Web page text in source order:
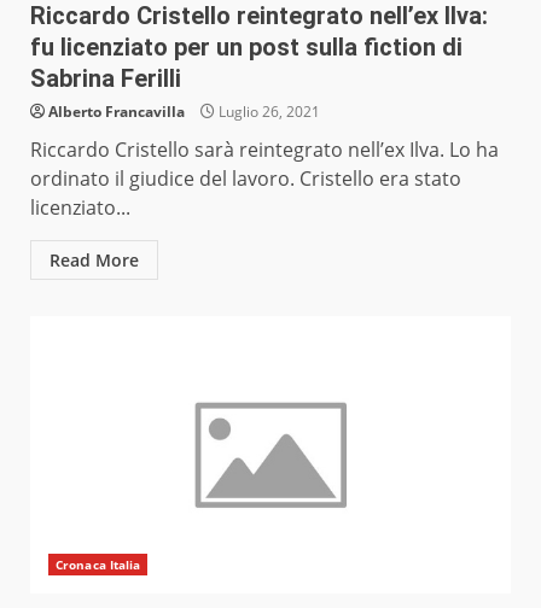
Riccardo Cristello reintegrato nell’ex Ilva:
fu licenziato per un post sulla fiction di
Sabrina Ferilli
Alberto Francavilla Luglio 26, 2021
Riccardo Cristello sarà reintegrato nell’ex Ilva. Lo ha
ordinato il giudice del lavoro. Cristello era stato
licenziato...
Read More
Cronaca Italia